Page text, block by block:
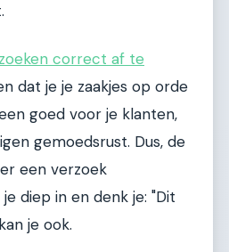
correct af te
dat je je zaakjes op orde
goed voor je klanten,
gemoedsrust. Dus, de
een verzoek
diep in en denk je: "Dit
je ook.